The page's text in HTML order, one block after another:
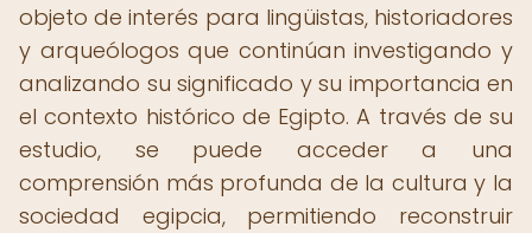
objeto de interés para lingüistas, historiadores
y arqueólogos que continúan investigando y
analizando su significado y su importancia en
el contexto histórico de Egipto. A través de su
estudio, se puede acceder a una
comprensión más profunda de la cultura y la
sociedad egipcia, permitiendo reconstruir